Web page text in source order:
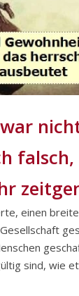
falsch,
einen
sind, wie